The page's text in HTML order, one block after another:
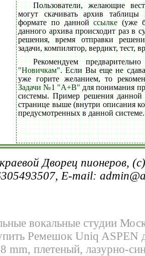
Пользователи, желающие
могут скачивать архив
формате по даннойссылке(уже
данного архива происходит раз в
решения, время отправки
задачи, компилятор, вердикт, тест,
Рекомендуем
"Новичкам". Если Вы еще не
уже горите желанием, то
Задачи №1 "A+B"для понимания
системы. Пример решения данной
странице выше (внутри описания
предусмотренных в данной
Дворец пионеров,
E-mail:
вокальные студии
Ремешок Uniq ASPEN
mm, плетеный, лазурно-